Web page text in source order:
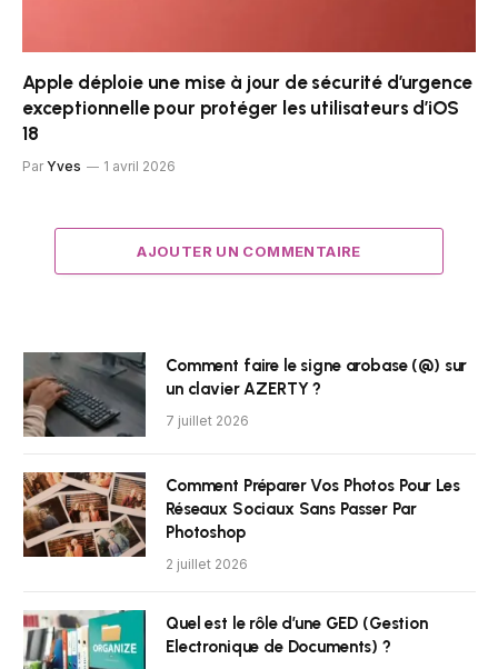
Apple déploie une mise à jour de sécurité d’urgence
exceptionnelle pour protéger les utilisateurs d’iOS
18
Par Yves 1 avril 2026
AJOUTER UN COMMENTAIRE
Comment faire le signe arobase (@) sur
un clavier AZERTY ?
7 juillet 2026
Comment Préparer Vos Photos Pour Les
Réseaux Sociaux Sans Passer Par
Photoshop
2 juillet 2026
Quel est le rôle d’une GED (Gestion
Electronique de Documents) ?